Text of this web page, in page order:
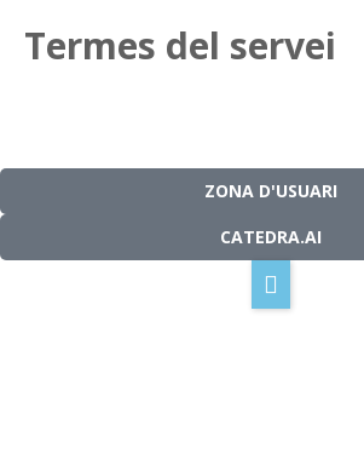
ZONA D'USUARI
CATEDRA.AI
Termes del servei